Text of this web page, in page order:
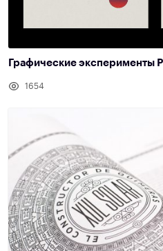
Графические эксперименты
1654